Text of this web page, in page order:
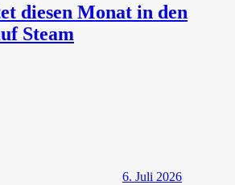
diesen Monat in den
Steam
6. Juli 2026